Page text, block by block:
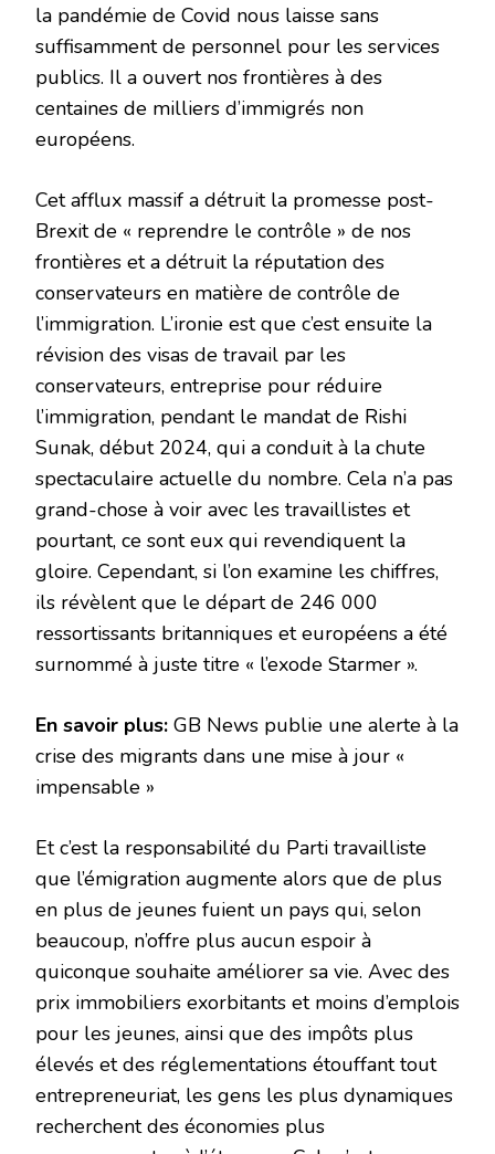
la pandémie de Covid nous laisse sans
suffisamment de personnel pour les services
publics. Il a ouvert nos frontières à des
centaines de milliers d’immigrés non
européens.
Cet afflux massif a détruit la promesse post-
Brexit de « reprendre le contrôle » de nos
frontières et a détruit la réputation des
conservateurs en matière de contrôle de
l’immigration. L’ironie est que c’est ensuite la
révision des visas de travail par les
conservateurs, entreprise pour réduire
l’immigration, pendant le mandat de Rishi
Sunak, début 2024, qui a conduit à la chute
spectaculaire actuelle du nombre. Cela n’a pas
grand-chose à voir avec les travaillistes et
pourtant, ce sont eux qui revendiquent la
gloire. Cependant, si l’on examine les chiffres,
ils révèlent que le départ de 246 000
ressortissants britanniques et européens a été
surnommé à juste titre « l’exode Starmer ».
En savoir plus: GB News publie une alerte à la
crise des migrants dans une mise à jour «
impensable »
Et c’est la responsabilité du Parti travailliste
que l’émigration augmente alors que de plus
en plus de jeunes fuient un pays qui, selon
beaucoup, n’offre plus aucun espoir à
quiconque souhaite améliorer sa vie. Avec des
prix immobiliers exorbitants et moins d’emplois
pour les jeunes, ainsi que des impôts plus
élevés et des réglementations étouffant tout
entrepreneuriat, les gens les plus dynamiques
recherchent des économies plus